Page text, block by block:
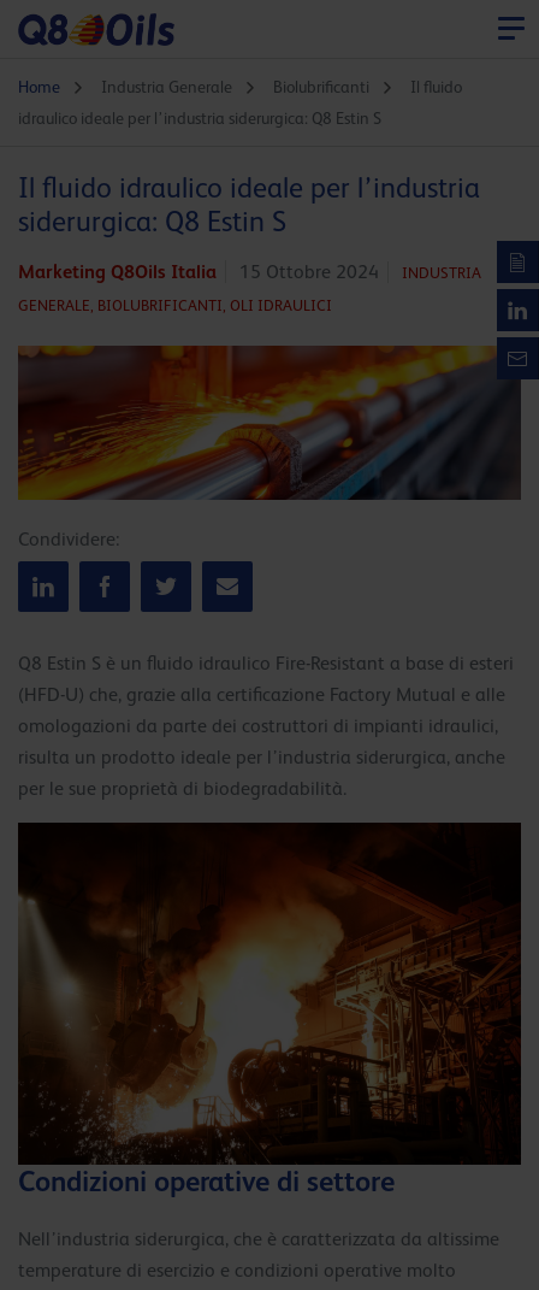
Home Industria Generale Biolubrificanti
Il fluido
idraulico ideale per l’industria siderurgica: Q8 Estin S
Il fluido idraulico ideale per l’industria
siderurgica: Q8 Estin S
Marketing Q8Oils Italia 15 Ottobre 2024
INDUSTRIA
GENERALE, BIOLUBRIFICANTI, OLI IDRAULICI
Condividere:
Q8 Estin S è un fluido idraulico Fire-Resistant a base di esteri
(HFD-U) che, grazie alla certificazione Factory Mutual e alle
omologazioni da parte dei costruttori di impianti idraulici,
risulta un prodotto ideale per l’industria siderurgica, anche
per le sue proprietà di biodegradabilità.
Condizioni operative di settore
Nell’industria siderurgica, che è caratterizzata da altissime
temperature di esercizio e condizioni operative molto